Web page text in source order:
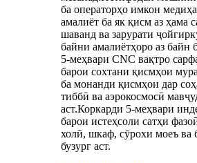
ба операторҳо имкон
амалиёт ба як қисм аз ҳама
шаванд ва зарурати
байни амалиётҳоро аз байн
5-меҳвари CNC вақтро
барои сохтани қисмҳои
ба монанди қисмҳои дар
тиббӣ ва аэрокосмосӣ
аст.Коркарди 5-меҳвари
барои истеҳсоли сатҳи
холӣ, шкаф, сӯрохи моеъ ва
бузург аст.